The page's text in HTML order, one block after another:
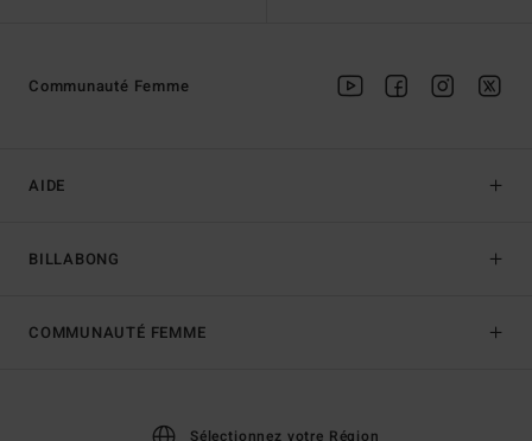
AIDE
BILLABONG
Communauté Femme
COMMUNAUTÉ FEMME
Sélectionnez votre Région